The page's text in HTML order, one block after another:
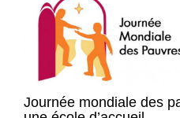
Journée mondiale des